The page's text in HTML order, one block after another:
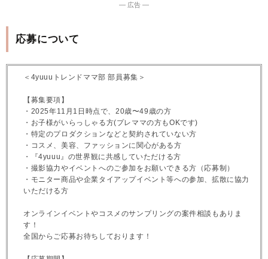
― 広告 ―
応募について
＜4yuuuトレンドママ部 部員募集＞
【募集要項】
・2025年11月1日時点で、20歳〜49歳の方
・お子様がいらっしゃる方(プレママの方もOKです)
・特定のプロダクションなどと契約されていない方
・コスメ、美容、ファッションに関心がある方
・『4yuuu』の世界観に共感していただける方
・撮影協力やイベントへのご参加をお願いできる方（応募制）
・モニター商品や企業タイアップイベント等への参加、拡散に協力
いただける方
オンラインイベントやコスメのサンプリングの案件相談もありま
す！
全国からご応募お待ちしております！